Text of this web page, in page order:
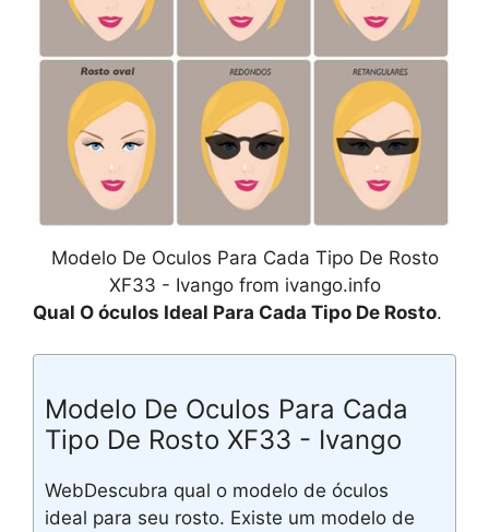
Modelo De Oculos Para Cada Tipo De Rosto
XF33 - Ivango from ivango.info
Qual O óculos Ideal Para Cada Tipo De Rosto.
Modelo De Oculos Para Cada
Tipo De Rosto XF33 - Ivango
WebDescubra qual o modelo de óculos
ideal para seu rosto. Existe um modelo de